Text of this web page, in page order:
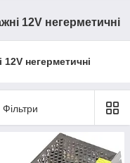
12V негерметичні
негерметичні
Фільтри